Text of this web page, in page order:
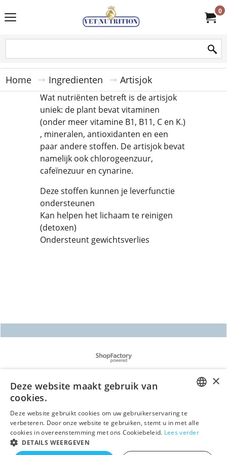
0
Home Ingredienten Artisjok
Wat nutriënten betreft is de artisjok
uniek: de plant bevat vitaminen
(onder meer vitamine B1, B11, C en K.)
, mineralen, antioxidanten en een
paar andere stoffen. De artisjok bevat
namelijk ook chlorogeenzuur,
cafeïnezuur en cynarine.
Deze stoffen kunnen je leverfunctie
ondersteunen
Kan helpen het lichaam te reinigen
(detoxen)
Ondersteunt gewichtsverlies
Webwinkel gemaakt met
ShopFactory webwinkel
GERMAN
Deze website maakt gebruik van
cookies.
Deze website gebruikt cookies om uw gebruikerservaring te
verbeteren. Door onze website te gebruiken, stemt u in met alle
cookies in overeenstemming met ons Cookiebeleid. Lees verder
DETAILS WEERGEVEN